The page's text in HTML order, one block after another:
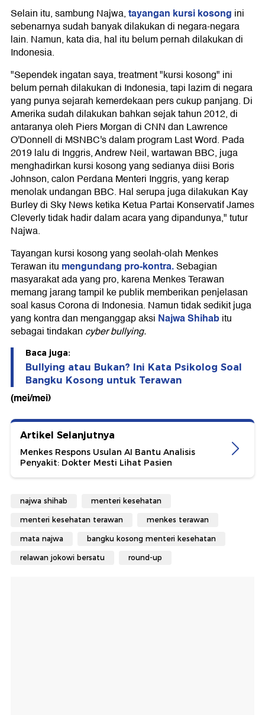
Selain itu, sambung Najwa,tayangan kursi kosong ini
sebenarnya sudah banyak dilakukan di negara-negara
lain. Namun, kata dia, hal itu belum pernah dilakukan di
Indonesia.
"Sependek ingatan saya, treatment "kursi kosong" ini
belum pernah dilakukan di Indonesia, tapi lazim di negara
yang punya sejarah kemerdekaan pers cukup panjang. Di
Amerika sudah dilakukan bahkan sejak tahun 2012, di
antaranya oleh Piers Morgan di CNN dan Lawrence
O'Donnell di MSNBC's dalam program Last Word. Pada
2019 lalu di Inggris, Andrew Neil, wartawan BBC, juga
menghadirkan kursi kosong yang sedianya diisi Boris
Johnson, calon Perdana Menteri Inggris, yang kerap
menolak undangan BBC. Hal serupa juga dilakukan Kay
Burley di Sky News ketika Ketua Partai Konservatif James
Cleverly tidak hadir dalam acara yang dipandunya," tutur
Najwa.
Tayangan kursi kosong yang seolah-olah Menkes
Terawan itu mengundang pro-kontra.Sebagian
masyarakat ada yang pro, karena Menkes Terawan
memang jarang tampil ke publik memberikan penjelasan
soal kasus Corona di Indonesia. Namun tidak sedikit juga
yang kontra dan menganggap aksi Najwa Shihabitu
sebagai tindakan cyber bullying.
Baca juga:
Bullying atau Bukan? Ini Kata Psikolog Soal
Bangku Kosong untuk Terawan
(mei/mei)
Artikel Selanjutnya
Menkes Respons Usulan AI Bantu Analisis
Penyakit: Dokter Mesti Lihat Pasien
najwa shihab menteri kesehatan
menteri kesehatan terawan menkes terawan
mata najwa bangku kosong menteri kesehatan
relawan jokowi bersatu round-up